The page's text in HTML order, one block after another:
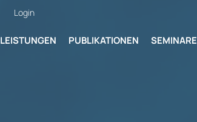
Login
LEISTUNGEN PUBLIKATIONEN SEMINARE